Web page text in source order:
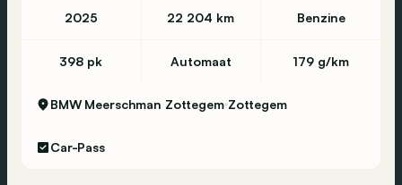
2025 22 204 km Benzine
398 pk Automaat 179 g/km
BMW Meerschman Zottegem Zottegem
Car-Pass